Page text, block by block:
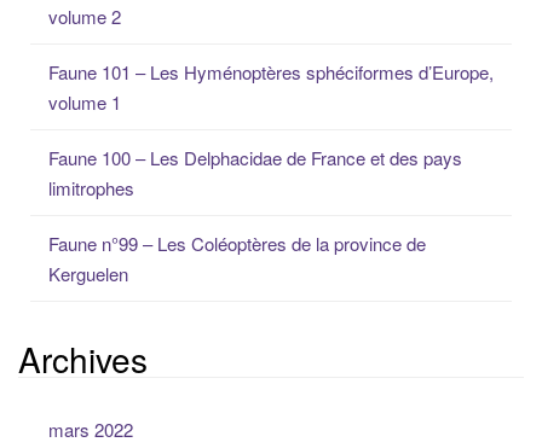
volume 2
Faune 101 – Les Hyménoptères sphéciformes d’Europe,
volume 1
Faune 100 – Les Delphacidae de France et des pays
limitrophes
Faune n°99 – Les Coléoptères de la province de
Kerguelen
Archives
mars 2022